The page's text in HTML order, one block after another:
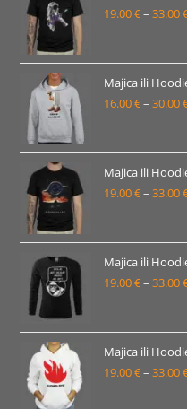
19.00€– 33.00
Majica ili
16.00€– 30.00
Majica ili
19.00€– 33.00
Majica ili
19.00€– 33.00
Majica ili
19.00€– 33.00